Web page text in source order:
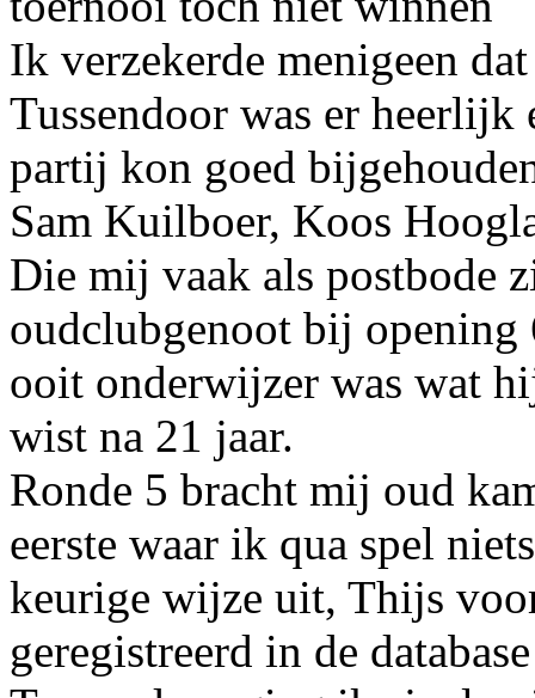
Ik verzekerde menigeen
Tussendoor was er heerlijk
partij kon goed
Sam Kuilboer, Koos
Die mij vaak als postbode
oudclubgenoot bij
ooit onderwijzer was wat
wist na 21 jaar.
Ronde 5 bracht mij oud
eerste waar ik qua spel
keurige wijze uit, Thijs
geregistreerd in de